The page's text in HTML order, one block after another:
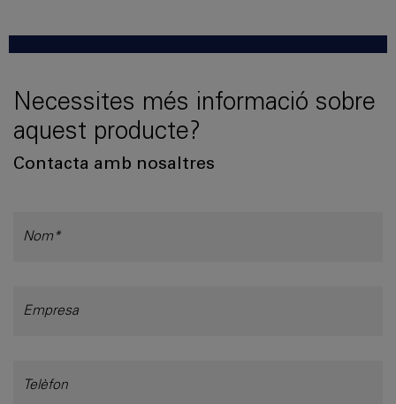
Necessites més informació sobre
aquest producte?
Contacta amb nosaltres